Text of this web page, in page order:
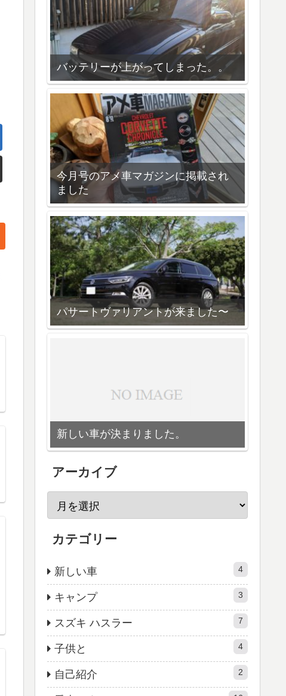
バッテリーが上がってしまった。。
今月号のアメ車マガジンに掲載され
ました
パサートヴァリアントが来ました〜
新しい車が決まりました。
アーカイブ
カテゴリー
新しい車 4
キャンプ 3
スズキ ハスラー 7
子供と 4
自己紹介 2